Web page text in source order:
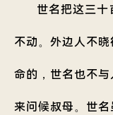
世名把这三
不动。外边人不
命的，世名也不
来问候叔母。世